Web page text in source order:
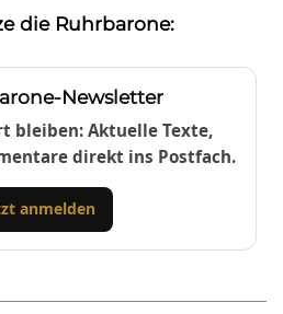
die Ruhrbarone:
Newsletter
bleiben: Aktuelle Texte,
direkt ins Postfach.
anmelden